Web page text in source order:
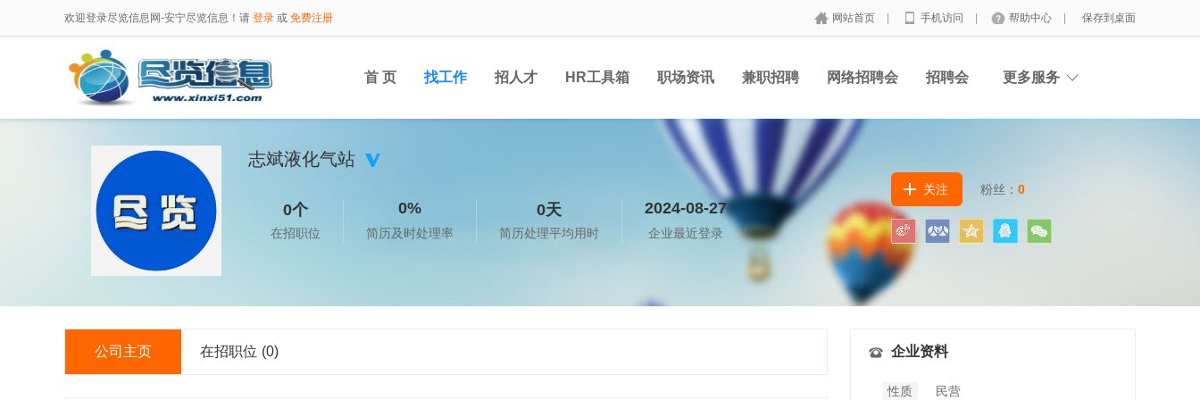
欢迎登录尽览信息网-安宁尽览信息！请 登录 或 免费注册 网站首页 手机访问 帮助中心 保存到桌面
首 页 找工作 招人才 HR工具箱 职场资讯 兼职招聘 网络招聘会 招聘会 更多服务
志斌液化气站
0个
在招职位
0%
简历及时处理率
0天
简历处理平均用时
2024-08-27
企业最近登录
关注 粉丝： 0
公司主页 在招职位 (0) 企业资料
性质 民营